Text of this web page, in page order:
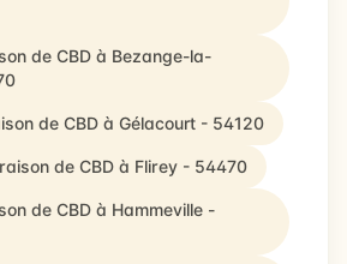
de CBD à Bezange-la-
de CBD à Gélacourt - 54120
de CBD à Flirey - 54470
de CBD à Hammeville -